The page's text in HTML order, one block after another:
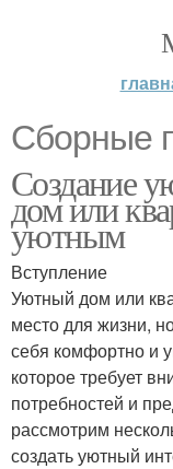
Сборные
Создание
дом или
уютным
Вступление
Уютный дом или
место для жизни,
себя комфортно и
которое требует
потребностей и
рассмотрим
создать уютный